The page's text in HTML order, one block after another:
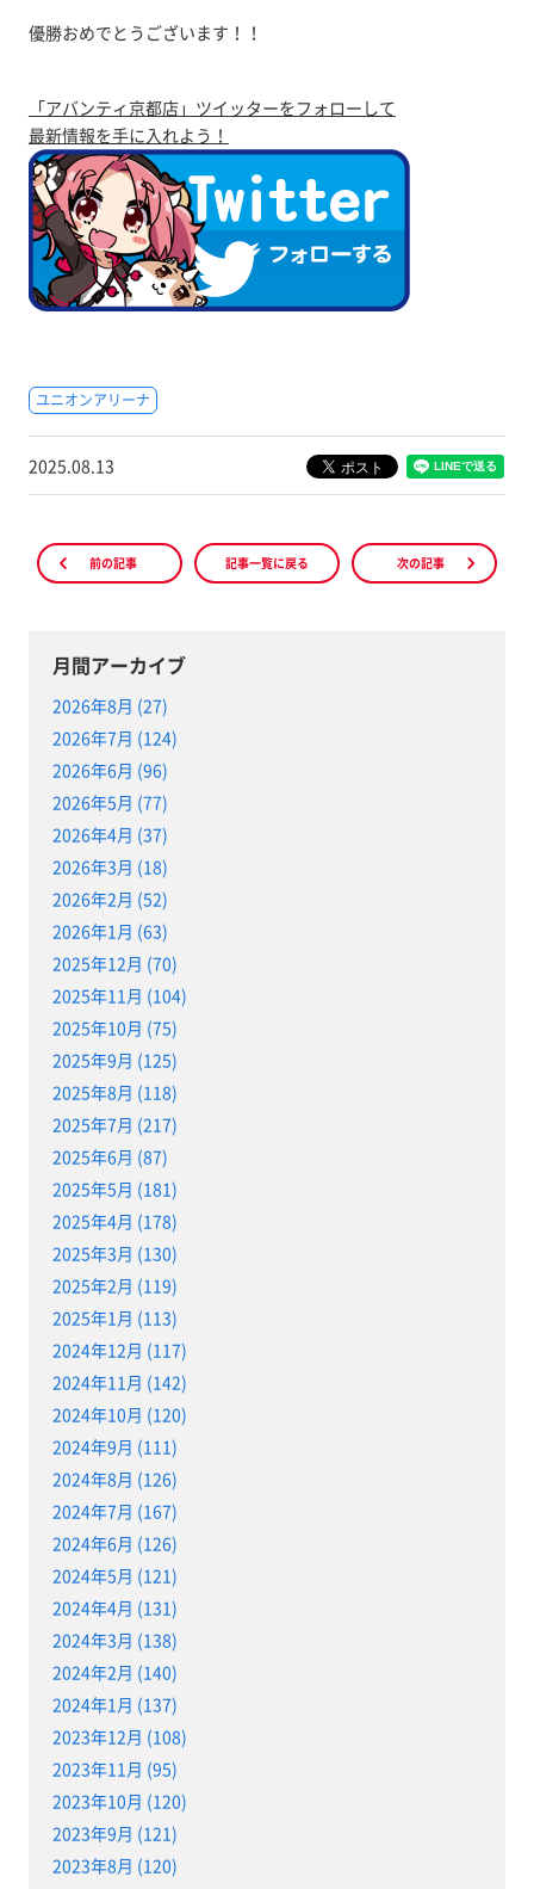
優勝おめでとうございます！！
「アバンティ京都店」ツイッターをフォローして
最新情報を手に入れよう！
ユニオンアリーナ
2025.08.13
前の記事 記事一覧に戻る 次の記事
月間アーカイブ
2026年8月 (27)
2026年7月 (124)
2026年6月 (96)
2026年5月 (77)
2026年4月 (37)
2026年3月 (18)
2026年2月 (52)
2026年1月 (63)
2025年12月 (70)
2025年11月 (104)
2025年10月 (75)
2025年9月 (125)
2025年8月 (118)
2025年7月 (217)
2025年6月 (87)
2025年5月 (181)
2025年4月 (178)
2025年3月 (130)
2025年2月 (119)
2025年1月 (113)
2024年12月 (117)
2024年11月 (142)
2024年10月 (120)
2024年9月 (111)
2024年8月 (126)
2024年7月 (167)
2024年6月 (126)
2024年5月 (121)
2024年4月 (131)
2024年3月 (138)
2024年2月 (140)
2024年1月 (137)
2023年12月 (108)
2023年11月 (95)
2023年10月 (120)
2023年9月 (121)
2023年8月 (120)